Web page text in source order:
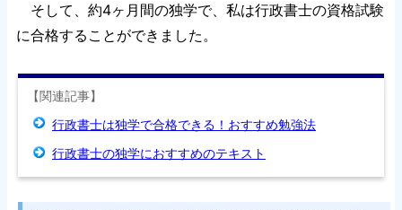
そして、約4ヶ月間の独学で、私は行政書士の資格試験
に合格することができました。
【関連記事】
行政書士は独学で合格できる！おすすめ勉強法
行政書士の独学におすすめのテキスト